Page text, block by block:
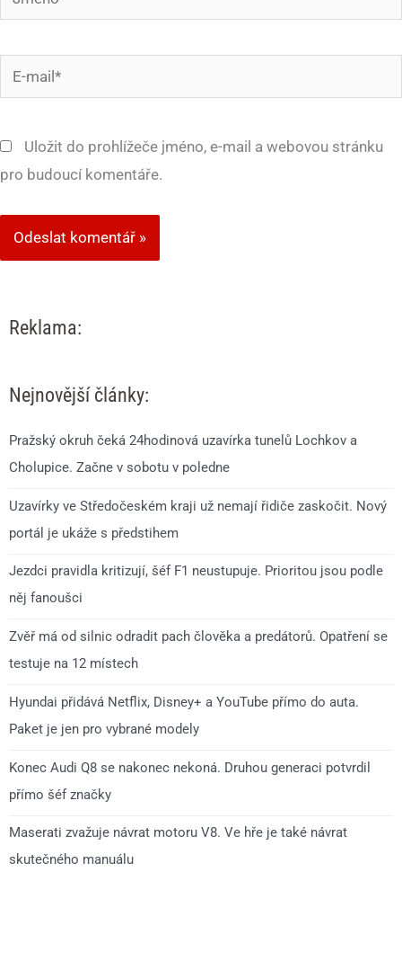
mail*
Uložit do prohlížeče jméno, e-mail a webovou stránku
pro budoucí komentáře.
Reklama:
Nejnovější články:
Pražský okruh čeká 24hodinová uzavírka tunelů Lochkov a
Cholupice. Začne v sobotu v poledne
Uzavírky ve Středočeském kraji už nemají řidiče zaskočit. Nový
portál je ukáže s předstihem
Jezdci pravidla kritizují, šéf F1 neustupuje. Prioritou jsou podle
něj fanoušci
Zvěř má od silnic odradit pach člověka a predátorů. Opatření se
testuje na 12 místech
Hyundai přidává Netflix, Disney+ a YouTube přímo do auta.
Paket je jen pro vybrané modely
Konec Audi Q8 se nakonec nekoná. Druhou generaci potvrdil
přímo šéf značky
Maserati zvažuje návrat motoru V8. Ve hře je také návrat
skutečného manuálu